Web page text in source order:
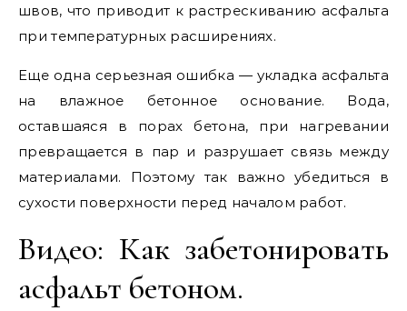
швов, что приводит к растрескиванию асфальта
при температурных расширениях.
Еще одна серьезная ошибка — укладка асфальта
на влажное бетонное основание. Вода,
оставшаяся в порах бетона, при нагревании
превращается в пар и разрушает связь между
материалами. Поэтому так важно убедиться в
сухости поверхности перед началом работ.
Видео: Как забетонировать
асфальт бетоном.